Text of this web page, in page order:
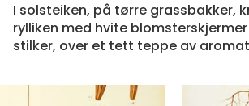
I solsteiken, på tørre grassbakker,
rylliken med hvite
stilker, over et tett teppe av